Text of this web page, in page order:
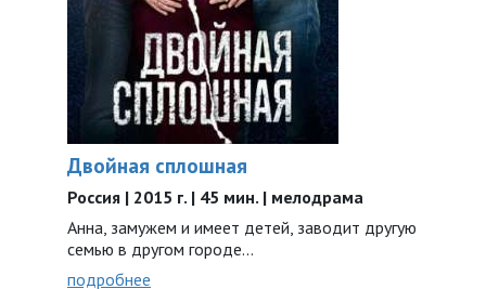
Двойная сплошная
Россия | 2015 г. | 45 мин. | мелодрама
Анна, замужем и имеет детей, заводит другую
семью в другом городе...
подробнее